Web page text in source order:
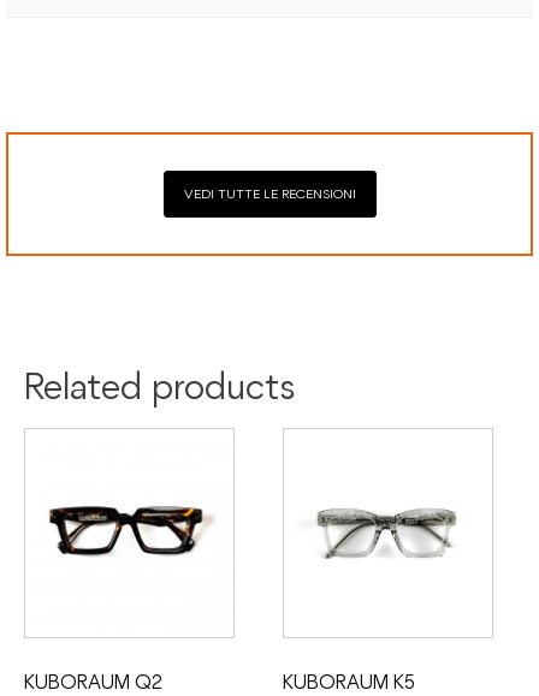
VEDI TUTTE LE RECENSIONI
Related products
KUBORAUM Q2
KUBORAUM K5